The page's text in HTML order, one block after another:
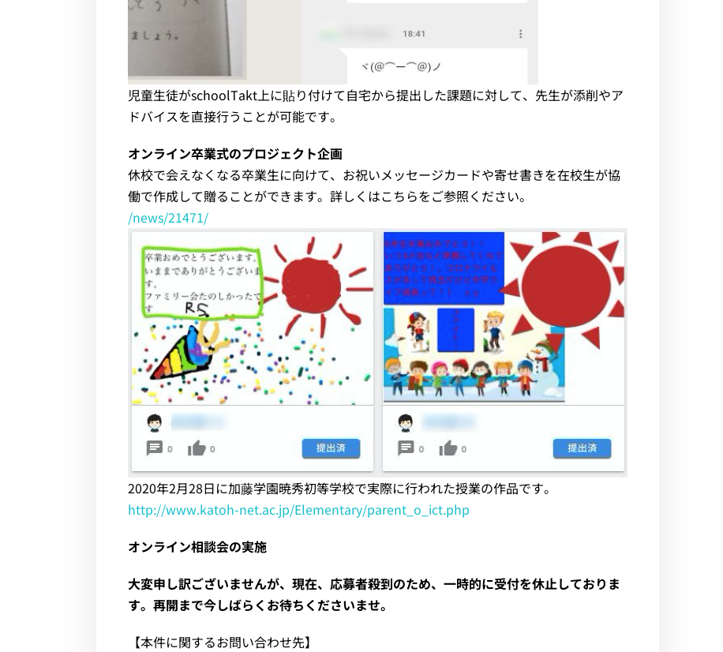
児童生徒がschoolTakt上に貼り付けて自宅から提出した課題に対して、先生が添削やア
ドバイスを直接行うことが可能です。
オンライン卒業式のプロジェクト企画
休校で会えなくなる卒業生に向けて、お祝いメッセージカードや寄せ書きを在校生が協
働で作成して贈ることができます。詳しくはこちらをご参照ください。
/news/21471/
2020年2月28日に加藤学園暁秀初等学校で実際に行われた授業の作品です。
http://www.katoh-net.ac.jp/Elementary/parent_o_ict.php
オンライン相談会の実施
大変申し訳ございませんが、現在、応募者殺到のため、一時的に受付を休止しておりま
す。再開まで今しばらくお待ちくださいませ。
【本件に関するお問い合わせ先】